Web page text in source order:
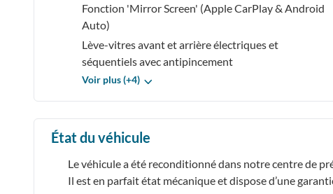
Fonction 'Mirror Screen' (Apple CarPlay & Android
Auto)
Lève-vitres avant et arrière électriques et
séquentiels avec antipincement
Voir plus (+4)
État du véhicule
Le véhicule a été reconditionné dans notre centre de
Il est en parfait état mécanique et dispose d’une